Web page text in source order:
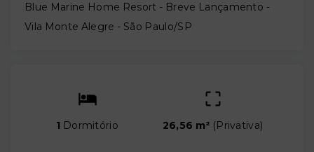
Blue Marine Home Resort - Breve Lançamento -
Vila Monte Alegre - São Paulo/SP
1 Dormitório 26,56 m² (Privativa)